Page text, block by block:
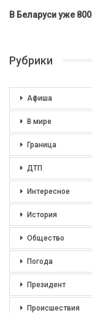
В Беларуси уже
Рубрики
Афиша
В мире
Граница
ДТП
Интересное
История
Общество
Погода
Президент
Происшествия